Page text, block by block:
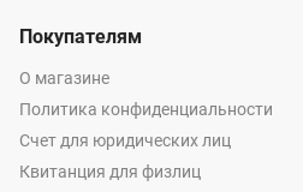
Покупателям
О магазине
Политика конфиденциальности
Счет для юридических лиц
Квитанция для физлиц